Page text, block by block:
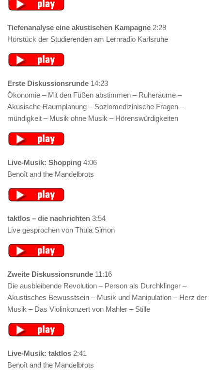
Tiefenanalyse eine akustischen Kampagne 2:28
Hörstück der Studierenden am Lernradio Karlsruhe
Erste Diskussionsrunde 14:23
Ökonomie – Mit den Füßen abstimmen – Ruheräume –
Akusische Raumplanung – Soziomedizinische Fragen –
mündigkeit – Musik ohne Musik – Hörenswürdigkeiten
Live-Musik: Shopping 4:06
Benoît and the Mandelbrots
taktlos – die nachrichten 3:54
Live gesprochen von Thula Simon
Zweite Diskussionsrunde 11:16
Die ausbleibende Revolution – Person als Durchklinger –
Akustisches Bewusstsein – Musik und Manipulation – Herz der
Musik – Das Violinkonzert von Mahler – Stille
Live-Musik: taktlos 2:41
Benoît and the Mandelbrots